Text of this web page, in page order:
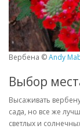
Вербена ©Andy
Выбор
Высаживать
сада, но все же
светлых и